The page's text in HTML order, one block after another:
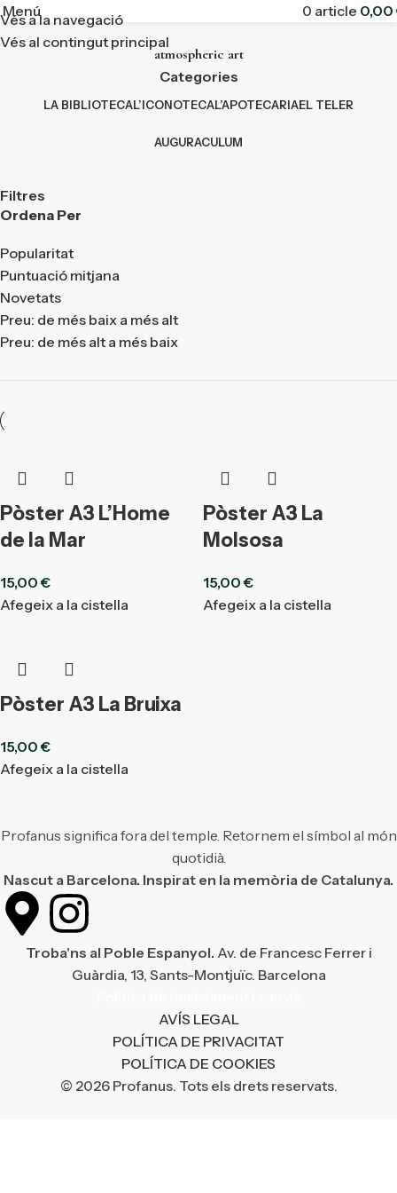
Vés a la navegació
Vés al contingut principal
Menú 0 article 0,00
atmospheric art
Categories
LA BIBLIOTECAL’ICONOTECAL’APOTECARIAEL TELER
AUGURACULUM
Filtres
Ordena Per
Popularitat
Puntuació mitjana
Novetats
Preu: de més baix a més alt
Preu: de més alt a més baix
Pòster A3 L’Home
de la Mar
15,00€
Afegeix a la cistella
Pòster A3 La
Molsosa
15,00€
Afegeix a la cistella
Pòster A3 La Bruixa
15,00€
Afegeix a la cistella
Profanus significa fora del temple. Retornem el símbol al món
quotidià.
Nascut a Barcelona. Inspirat en la memòria de Catalunya.
Troba'ns al Poble Espanyol. Av. de Francesc Ferrer i
Guàrdia, 13, Sants-Montjuïc. Barcelona
AVÍS LEGAL
POLÍTICA DE PRIVACITAT
POLÍTICA DE COOKIES
© 2026 Profanus. Tots els drets reservats.